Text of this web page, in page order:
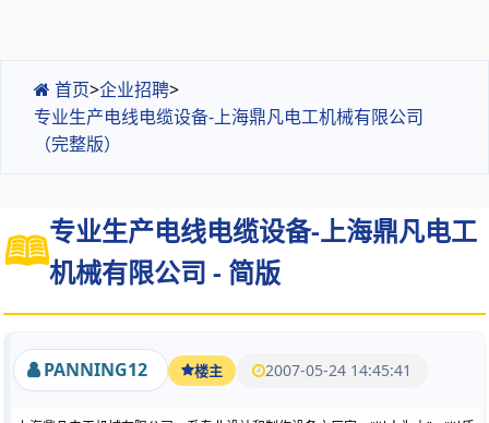
首页>企业招聘>
专业生产电线电缆设备-上海鼎凡电工机械有限公司
（完整版）
专业生产电线电缆设备-上海鼎凡电工
机械有限公司 - 简版
PANNING12 楼主 2007-05-24 14:45:41